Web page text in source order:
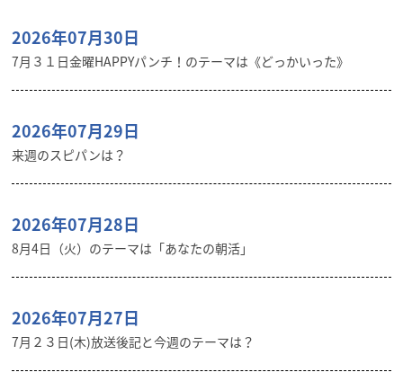
2026年07月30日
7月３１日金曜HAPPYパンチ！のテーマは《どっかいった》
2026年07月29日
来週のスピパンは？
2026年07月28日
8月4日（火）のテーマは「あなたの朝活」
2026年07月27日
7月２３日(木)放送後記と今週のテーマは？